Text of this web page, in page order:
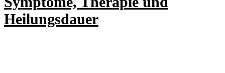
Heilungsdauer